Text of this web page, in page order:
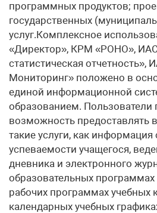
программных продуктов;
государственных
услуг.Комплексное
«Директор», КРМ «РОНО»,
статистическая отчетность»,
Мониторинг» положено в
единой информационной
образованием.
возможность предоставлять
такие услуги, как информация
успеваемости учащегося,
дневника и электронного
образовательных программах
рабочих программах учебных
календарных учебных